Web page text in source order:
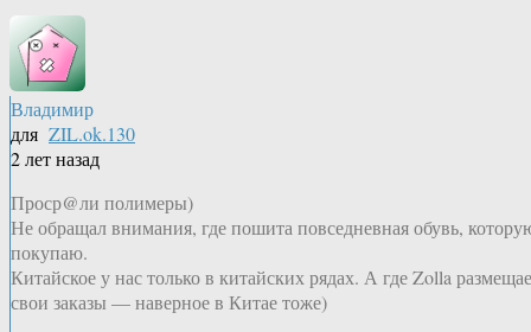
Владимир
для ZIL.ok.130
2 лет назад
Проср@ли полимеры)
Не обращал внимания, где пошита повседневная обувь,
покупаю.
Китайское у нас только в китайских рядах. А где Zolla
свои заказы — наверное в Китае тоже)